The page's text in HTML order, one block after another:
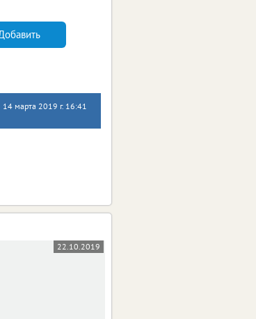
14 марта 2019 г. 16:41
22.10.2019